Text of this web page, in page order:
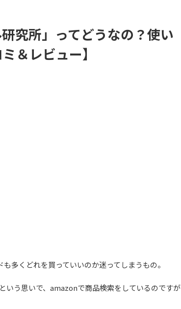
究所」ってどうなの？使い
＆レビュー】
多くどれを買っていいのか迷ってしまうもの。
いう思いで、amazonで商品検索をしているのですが